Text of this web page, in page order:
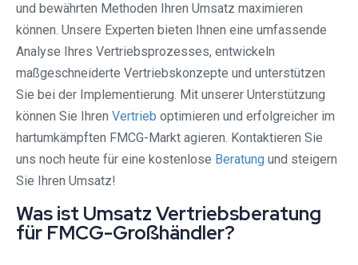
und bewährten Methoden Ihren Umsatz maximieren
können. Unsere Experten bieten Ihnen eine umfassende
Analyse Ihres Vertriebsprozesses, entwickeln
maßgeschneiderte Vertriebskonzepte und unterstützen
Sie bei der Implementierung. Mit unserer Unterstützung
können Sie Ihren Vertrieb optimieren und erfolgreicher im
hartumkämpften FMCG-Markt agieren. Kontaktieren Sie
uns noch heute für eine kostenlose Beratung und steigern
Sie Ihren Umsatz!
Was ist Umsatz Vertriebsberatung
für FMCG-Großhändler?